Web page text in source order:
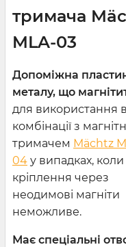
тримача
MLA-03
Допоміжна
металу, що
для використання в
комбінації з
тримачем Mächtz
04 у випадках, коли
кріплення через
неодимові магніти
неможливе.
Має спеціальні